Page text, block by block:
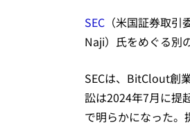
SEC （米国証券取
Naji）氏をめぐる別
SECは、BitClout創
訟は2024年7月に提
で明らかになった。